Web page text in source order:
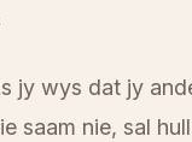
jy wys dat jy
saam nie, sal